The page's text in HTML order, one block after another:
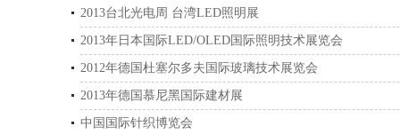
2013台北光电周 台湾LED照明展
2013年日本国际LED/OLED国际照明技术展览会
2012年德国杜塞尔多夫国际玻璃技术展览会
2013年德国慕尼黑国际建材展
中国国际针织博览会